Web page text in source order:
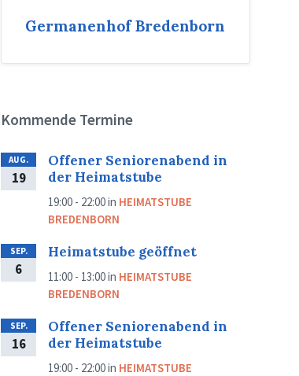
Germanenhof Bredenborn
Kommende Termine
AUG.
19
Offener Seniorenabend in
der Heimatstube
19:00 - 22:00in HEIMATSTUBE
BREDENBORN
SEP.
6
Heimatstube geöffnet
11:00 - 13:00in HEIMATSTUBE
BREDENBORN
SEP.
16
Offener Seniorenabend in
der Heimatstube
19:00 - 22:00in HEIMATSTUBE